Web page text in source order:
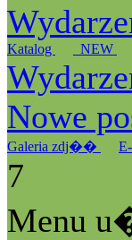
Katalog _NEW
Nowe
Galeria zdj��
7
Menu